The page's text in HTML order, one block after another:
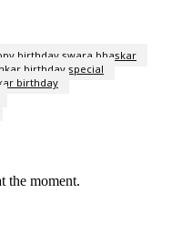
birthday swara bhaskar
birthday special
birthday
the moment.